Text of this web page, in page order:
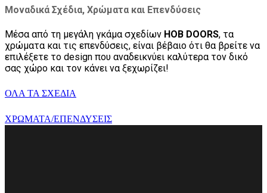
Μοναδικά Σχέδια, Χρώματα και Επενδύσεις
Μέσα από τη μεγάλη γκάμα σχεδίων HOB DOORS, τα
χρώματα και τις επενδύσεις, είναι βέβαιο ότι θα βρείτε να
επιλέξετε το design που αναδεικνύει καλύτερα τον δικό
σας χώρο και τον κάνει να ξεχωρίζει!
ΟΛΑ ΤΑ ΣΧΕΔΙΑ
ΧΡΩΜΑΤΑ/ΕΠΕΝΔΥΣΕΙΣ